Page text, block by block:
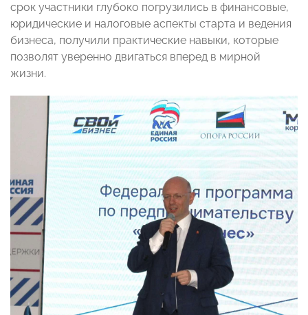
срок участники глубоко погрузились в финансовые,
юридические и налоговые аспекты старта и ведения
бизнеса, получили практические навыки, которые
позволят уверенно двигаться вперед в мирной
жизни.